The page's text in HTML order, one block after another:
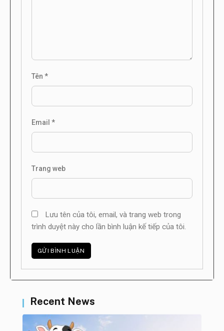
Tên *
Email *
Trang web
Lưu tên của tôi, email, và trang web trong
trình duyệt này cho lần bình luận kế tiếp của tôi.
Recent News